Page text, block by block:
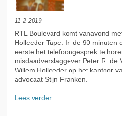
11-2-2019
RTL Boulevard komt vanavond
Holleeder Tape. In de 90 minuten
eerste het telefoongesprek te
misdaadverslaggever Peter R. de
Willem Holleeder op het kantoor
advocaat Stijn Franken.
Lees verder